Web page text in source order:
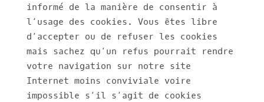
informé de la manière de consentir à
l’usage des cookies. Vous êtes libre
d’accepter ou de refuser les cookies
mais sachez qu’un refus pourrait rendre
votre navigation sur notre site
Internet moins conviviale voire
impossible s’il s’agit de cookies